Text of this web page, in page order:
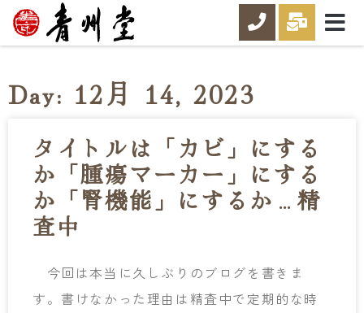
Day: 12月 14, 2023
タイトルは「カビ」にする
か「腫瘍マーカー」にする
か「腎機能」にするか…精
査中
今回は本当に久しぶりのブログを書きま
す。書けなかった理由は精査中で定期的な時